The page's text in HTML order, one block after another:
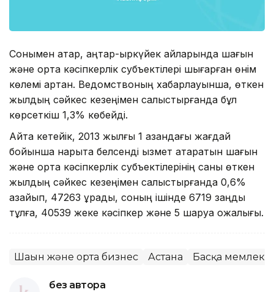
Сонымен қатар, қаңтар-қыркүйек айларында шағын
және орта кәсіпкерлік субъектілері шығарған өнім
көлемі артқан. Ведомствоның хабарлауынша, өткен
жылдың сәйкес кезеңімен салыстырғанда бұл
көрсеткіш 1,3% көбейді.
Айта кетейік, 2013 жылғы 1 қазандағы жағдай
бойынша нарықта белсенді қызмет атқаратын шағын
және орта кәсіпкерлік субъектілерінің саны өткен
жылдың сәйкес кезеңімен салыстырғанда 0,6%
азайып, 47263 құрады, соның ішінде 6719 заңды
тұлға, 40539 жеке кәсіпкер және 5 шаруа қожалығы.
Шағын және орта бизнес Астана Басқа
без автора